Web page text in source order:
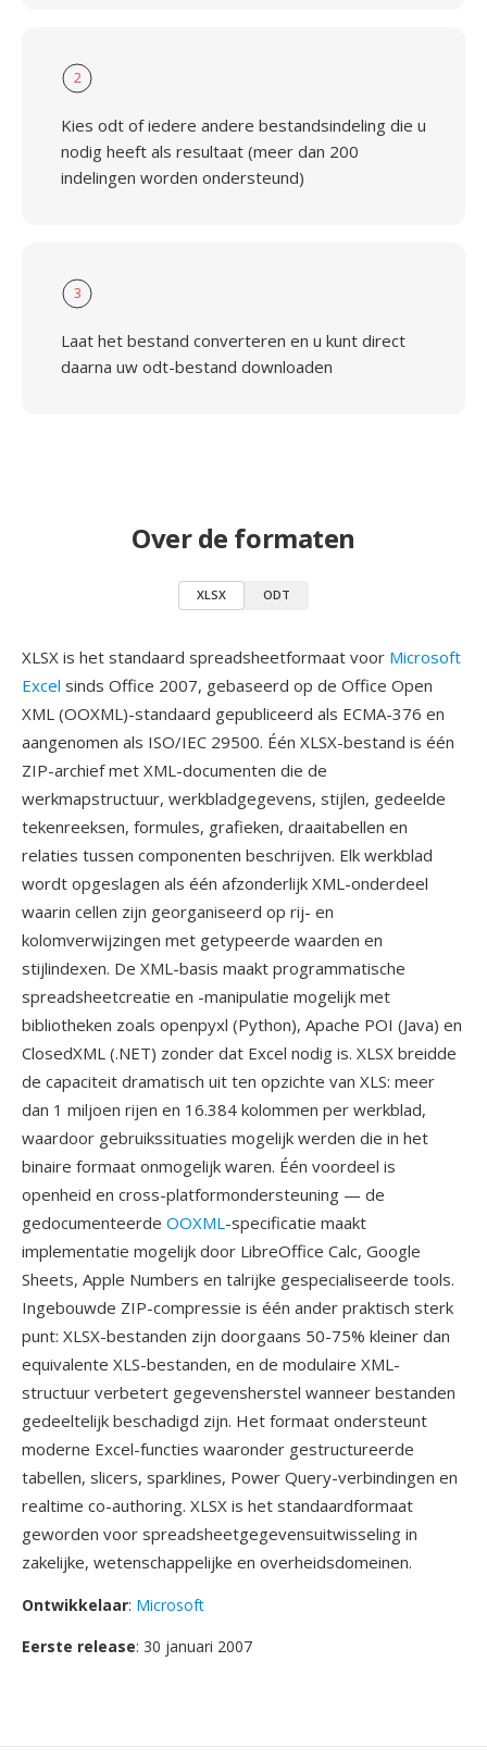
2
Kies odt of iedere andere bestandsindeling die u
nodig heeft als resultaat (meer dan 200
indelingen worden ondersteund)
3
Laat het bestand converteren en u kunt direct
daarna uw odt-bestand downloaden
Over de formaten
XLSX ODT
XLSX is het standaard spreadsheetformaat voor Microsoft
Excel sinds Office 2007, gebaseerd op de Office Open
XML (OOXML)-standaard gepubliceerd als ECMA-376 en
aangenomen als ISO/IEC 29500. Één XLSX-bestand is één
ZIP-archief met XML-documenten die de
werkmapstructuur, werkbladgegevens, stijlen, gedeelde
tekenreeksen, formules, grafieken, draaitabellen en
relaties tussen componenten beschrijven. Elk werkblad
wordt opgeslagen als één afzonderlijk XML-onderdeel
waarin cellen zijn georganiseerd op rij- en
kolomverwijzingen met getypeerde waarden en
stijlindexen. De XML-basis maakt programmatische
spreadsheetcreatie en -manipulatie mogelijk met
bibliotheken zoals openpyxl (Python), Apache POI (Java) en
ClosedXML (.NET) zonder dat Excel nodig is. XLSX breidde
de capaciteit dramatisch uit ten opzichte van XLS: meer
dan 1 miljoen rijen en 16.384 kolommen per werkblad,
waardoor gebruikssituaties mogelijk werden die in het
binaire formaat onmogelijk waren. Één voordeel is
openheid en cross-platformondersteuning — de
gedocumenteerde OOXML-specificatie maakt
implementatie mogelijk door LibreOffice Calc, Google
Sheets, Apple Numbers en talrijke gespecialiseerde tools.
Ingebouwde ZIP-compressie is één ander praktisch sterk
punt: XLSX-bestanden zijn doorgaans 50-75% kleiner dan
equivalente XLS-bestanden, en de modulaire XML-
structuur verbetert gegevensherstel wanneer bestanden
gedeeltelijk beschadigd zijn. Het formaat ondersteunt
moderne Excel-functies waaronder gestructureerde
tabellen, slicers, sparklines, Power Query-verbindingen en
realtime co-authoring. XLSX is het standaardformaat
geworden voor spreadsheetgegevensuitwisseling in
zakelijke, wetenschappelijke en overheidsdomeinen.
Ontwikkelaar: Microsoft
Eerste release: 30 januari 2007